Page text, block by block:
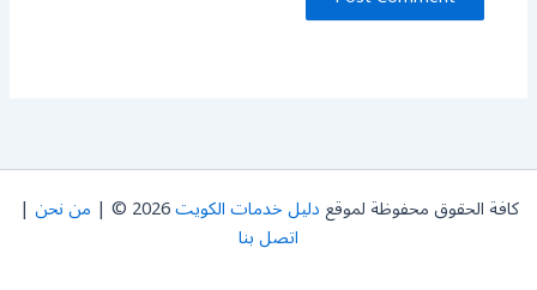
كافة الحقوق محفوظة لموقعدليل خدمات الكويت2026 © | من نحن |
اتصل بنا